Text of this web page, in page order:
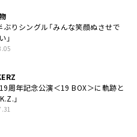
ぶりシングル「みんな笑顔ぬさせで
」
19周年記念公演＜19 BOX＞に軌跡と
」